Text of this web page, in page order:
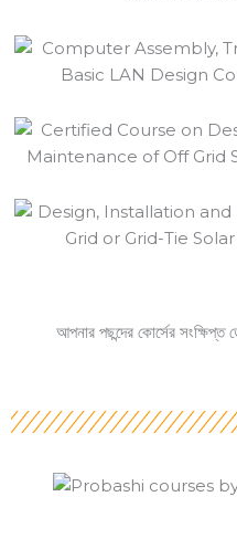
আপনার পছন্দের কোর্সের